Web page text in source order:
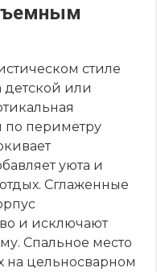
стиле
детской или
по периметру
уюта и
Сглаженные
и исключают
Спальное место
на цельносварном